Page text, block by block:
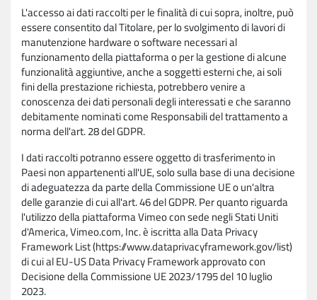
L'accesso ai dati raccolti per le finalità di cui sopra, inoltre, può
essere consentito dal Titolare, per lo svolgimento di lavori di
manutenzione hardware o software necessari al
funzionamento della piattaforma o per la gestione di alcune
funzionalità aggiuntive, anche a soggetti esterni che, ai soli
fini della prestazione richiesta, potrebbero venire a
conoscenza dei dati personali degli interessati e che saranno
debitamente nominati come Responsabili del trattamento a
norma dell'art. 28 del GDPR.
I dati raccolti potranno essere oggetto di trasferimento in
Paesi non appartenenti all'UE, solo sulla base di una decisione
di adeguatezza da parte della Commissione UE o un'altra
delle garanzie di cui all'art. 46 del GDPR. Per quanto riguarda
l'utilizzo della piattaforma Vimeo con sede negli Stati Uniti
d'America, Vimeo.com, Inc. è iscritta alla Data Privacy
Framework List (https://www.dataprivacyframework.gov/list)
di cui al EU-US Data Privacy Framework approvato con
Decisione della Commissione UE 2023/1795 del 10 luglio
2023.